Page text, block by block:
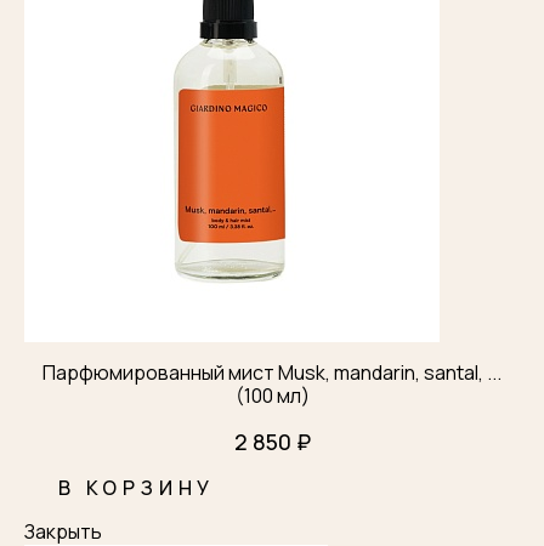
Парфюмированный мист Musk, mandarin, santal, ...
(100 мл)
2 850 ₽
В КОРЗИНУ
Закрыть